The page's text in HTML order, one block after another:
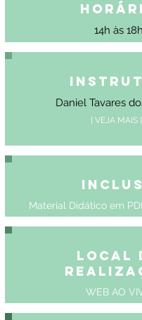
14h às 18h
Daniel Tavares
[ VEJA MAIS ]
Material Didático em
Local
WEB AO